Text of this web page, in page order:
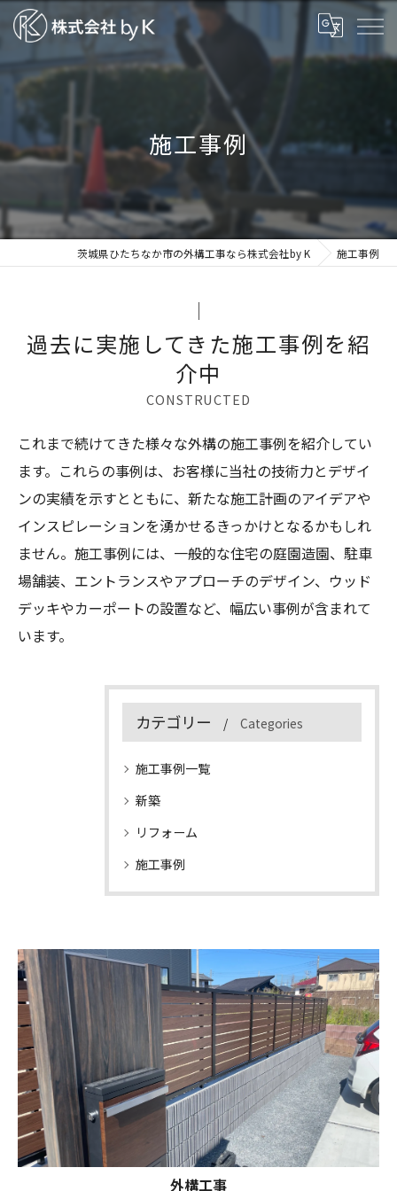
施工事例
茨城県ひたちなか市の外構工事なら株式会社by K 施工事例
過去に実施してきた施工事例を紹
介中
CONSTRUCTED
これまで続けてきた様々な外構の施工事例を紹介してい
ます。これらの事例は、お客様に当社の技術力とデザイ
ンの実績を示すとともに、新たな施工計画のアイデアや
インスピレーションを湧かせるきっかけとなるかもしれ
ません。施工事例には、一般的な住宅の庭園造園、駐車
場舗装、エントランスやアプローチのデザイン、ウッド
デッキやカーポートの設置など、幅広い事例が含まれて
います。
カテゴリー Categories
施工事例一覧
新築
リフォーム
施工事例
外構工事